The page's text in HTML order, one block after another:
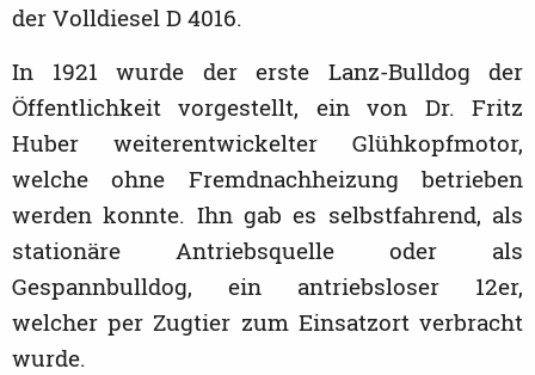
der Volldiesel D 4016.
In 1921 wurde der erste Lanz-Bulldog der
Öffentlichkeit vorgestellt, ein von Dr. Fritz
Huber weiterentwickelter Glühkopfmotor,
welche ohne Fremdnachheizung betrieben
werden konnte. Ihn gab es selbstfahrend, als
stationäre Antriebsquelle oder als
Gespannbulldog, ein antriebsloser 12er,
welcher per Zugtier zum Einsatzort verbracht
wurde.